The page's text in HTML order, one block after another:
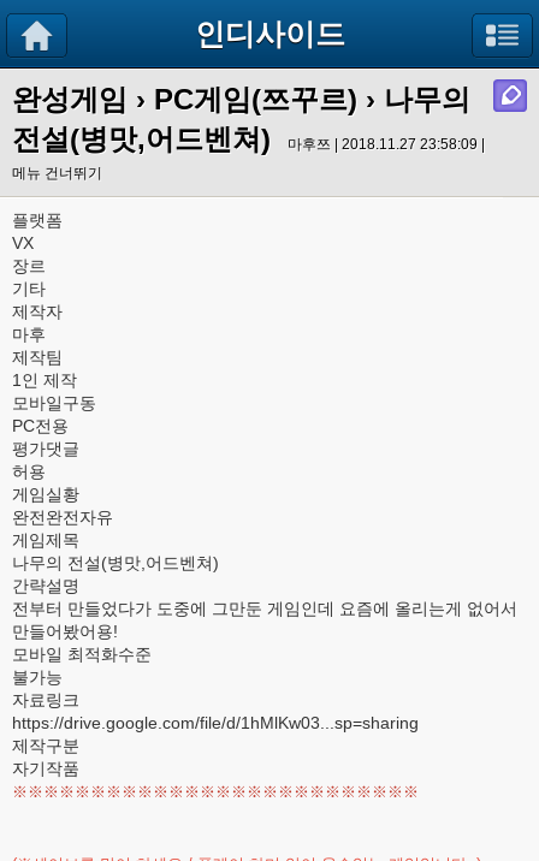
인디사이드
완성게임 › PC게임(쯔꾸르) › 나무의
전설(병맛,어드벤쳐)
마후쯔 | 2018.11.27 23:58:09 |
메뉴 건너뛰기
플랫폼
VX
장르
기타
제작자
마후
제작팀
1인 제작
모바일구동
PC전용
평가댓글
허용
게임실황
완전완전자유
게임제목
나무의 전설(병맛,어드벤쳐)
간략설명
전부터 만들었다가 도중에 그만둔 게임인데 요즘에 올리는게 없어서
만들어봤어용!
모바일 최적화수준
불가능
자료링크
https://drive.google.com/file/d/1hMlKw03...sp=sharing
제작구분
자기작품
※※※※※※※※※※※※※※※※※※※※※※※※※※